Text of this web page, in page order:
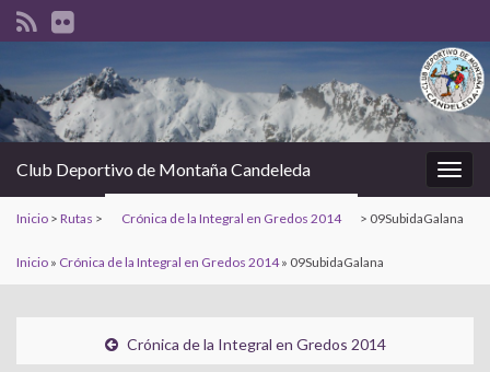
la
Club Deportivo de Montaña Candeleda
Inicio > Rutas > Crónica de la Integral en Gredos 2014 > 09SubidaGalana
Inicio » Crónica de la Integral en Gredos 2014» 09SubidaGalana
Crónica de la Integral en Gredos 2014